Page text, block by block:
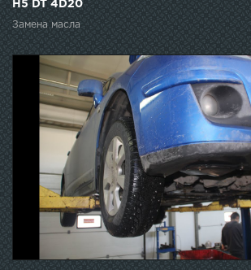
H5 DT 4D20
Замена масла